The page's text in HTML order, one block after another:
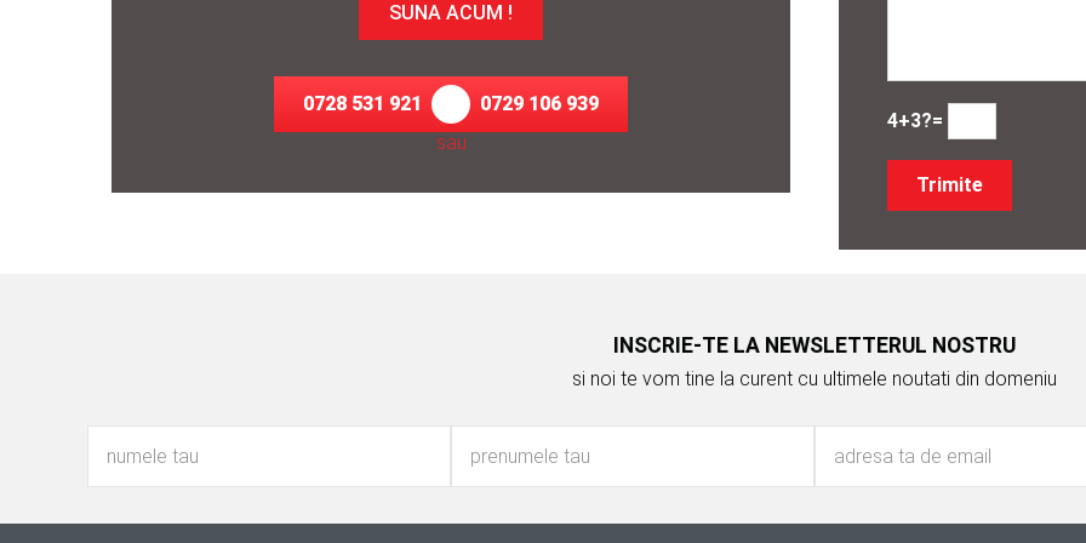
SUNA ACUM !
0728 531 921
sau
0729 106 939
4+3?=
INSCRIE-TE LA NEWSLETTERUL NOSTRU
si noi te vom tine la curent cu ultimele noutati din domeniu